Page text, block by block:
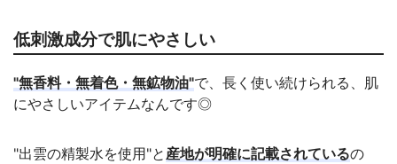
低刺激成分で肌にやさしい
"無香料・無着色・無鉱物油"で、長く使い続けられる、肌
にやさしいアイテムなんです◎
"出雲の精製水を使用"と 産地が明確に記載されているの